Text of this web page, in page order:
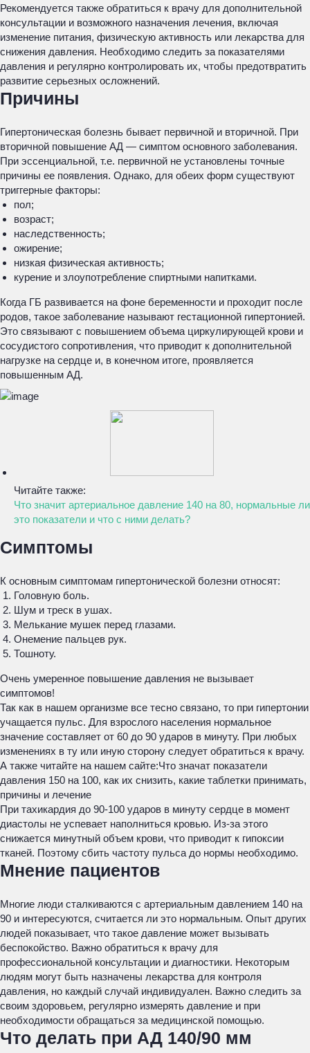
Рекомендуется также обратиться к врачу для дополнительной
консультации и возможного назначения лечения, включая
изменение питания, физическую активность или лекарства для
снижения давления. Необходимо следить за показателями
давления и регулярно контролировать их, чтобы предотвратить
развитие серьезных осложнений.
Причины
Гипертоническая болезнь бывает первичной и вторичной. При
вторичной повышение АД — симптом основного заболевания.
При эссенциальной, т.е. первичной не установлены точные
причины ее появления. Однако, для обеих форм существуют
триггерные факторы:
пол;
возраст;
наследственность;
ожирение;
низкая физическая активность;
курение и злоупотребление спиртными напитками.
Когда ГБ развивается на фоне беременности и проходит после
родов, такое заболевание называют гестационной гипертонией.
Это связывают с повышением объема циркулирующей крови и
сосудистого сопротивления, что приводит к дополнительной
нагрузке на сердце и, в конечном итоге, проявляется
повышенным АД.
Читайте также:
Что значит артериальное давление 140 на 80, нормальные ли
это показатели и что с ними делать?
Симптомы
К основным симптомам гипертонической болезни относят:
Головную боль.
Шум и треск в ушах.
Мелькание мушек перед глазами.
Онемение пальцев рук.
Тошноту.
Очень умеренное повышение давления не вызывает
симптомов!
Так как в нашем организме все тесно связано, то при гипертонии
учащается пульс. Для взрослого населения нормальное
значение составляет от 60 до 90 ударов в минуту. При любых
изменениях в ту или иную сторону следует обратиться к врачу.
А также читайте на нашем сайте:Что значат показатели
давления 150 на 100, как их снизить, какие таблетки принимать,
причины и лечение
При тахикардия до 90-100 ударов в минуту сердце в момент
диастолы не успевает наполниться кровью. Из-за этого
снижается минутный объем крови, что приводит к гипоксии
тканей. Поэтому сбить частоту пульса до нормы необходимо.
Мнение пациентов
Многие люди сталкиваются с артериальным давлением 140 на
90 и интересуются, считается ли это нормальным. Опыт других
людей показывает, что такое давление может вызывать
беспокойство. Важно обратиться к врачу для
профессиональной консультации и диагностики. Некоторым
людям могут быть назначены лекарства для контроля
давления, но каждый случай индивидуален. Важно следить за
своим здоровьем, регулярно измерять давление и при
необходимости обращаться за медицинской помощью.
Что делать при АД 140/90 мм